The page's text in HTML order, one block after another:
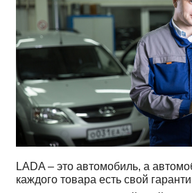
LADA – это автомобиль, а
каждого товара есть свой